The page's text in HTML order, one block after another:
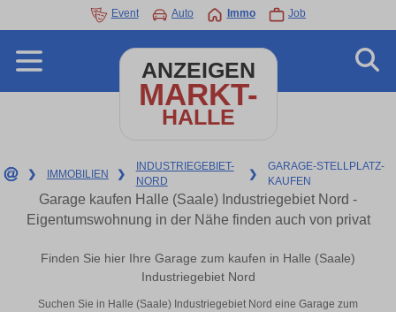
Event Auto Immo Job
ANZEIGEN
MARKT-
HALLE
❯ IMMOBILIEN ❯
INDUSTRIEGEBIET-
NORD
❯
GARAGE-STELLPLATZ-
KAUFEN
Garage kaufen Halle (Saale) Industriegebiet Nord -
Eigentumswohnung in der Nähe finden auch von privat
Finden Sie hier Ihre Garage zum kaufen in Halle (Saale)
Industriegebiet Nord
Suchen Sie in Halle (Saale) Industriegebiet Nord eine Garage zum